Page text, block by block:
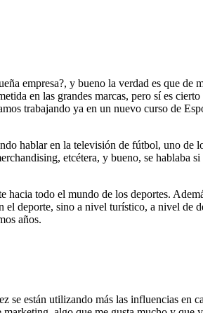
empresa?, y bueno la verdad es que
en las grandes marcas, pero sí es
trabajando ya en un nuevo curso de
hablar en la televisión de fútbol, uno de
etcétera, y bueno, se hablaba
todo el mundo de los deportes.
deporte, sino a nivel turístico, a nivel de
años.
están utilizando más las influencias en